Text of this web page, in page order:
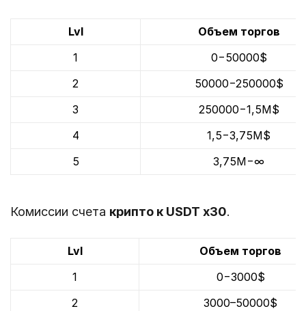
Lvl
Объем торгов
1
0−50000$
2
50000−250000$
3
250000−1,5М$
4
1,5−3,75M$
5
3,75M−∞
Комиссии счета крипто к USDT х30.
Lvl
Объем торгов
1
0−3000$
2
3000–50000$